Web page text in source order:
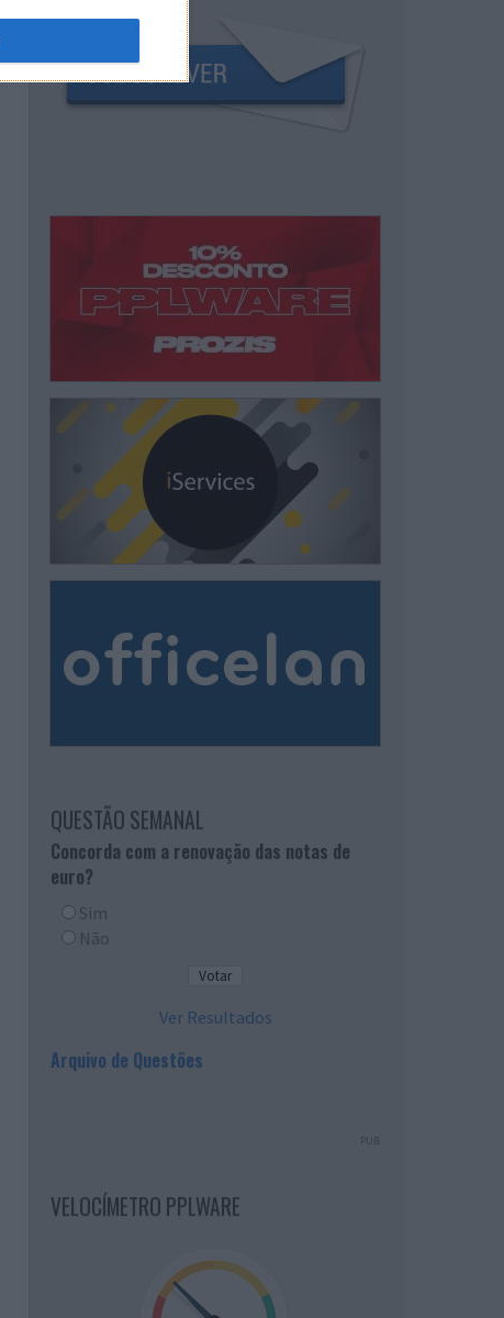
QUESTÃO SEMANAL
Concorda com a renovação das notas de
euro?
Sim
Não
Ver Resultados
Arquivo de Questões
PUB
VELOCÍMETRO PPLWARE